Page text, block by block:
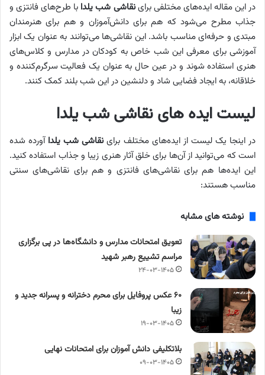
در این مقاله ایده‌های مختلفی براینقاشی شب یلدا با طرح‌های فانتزی و
جذاب مطرح می‌شود که هم برای دانش‌آموزان و هم برای هنرمندان
مبتدی و حرفه‌ای مناسب باشد. این نقاشی‌ها می‌توانند به عنوان یک ابزار
آموزشی برای معرفی این شب خاص به کودکان در مدارس و کلاس‌های
هنری استفاده شوند و در عین حال به عنوان یک فعالیت سرگرم‌کننده و
خلاقانه، به ایجاد فضایی شاد و دلنشین در این شب بلند کمک کنند.
لیست ایده هاینقاشی شب یلدا
در اینجا یک لیست از ایده‌های مختلف براینقاشی شب یلداآورده شده
است که می‌توانید از آن‌ها برای خلق آثار هنری زیبا و جذاب استفاده کنید.
این ایده‌ها هم برای نقاشی‌های فانتزی و هم برای نقاشی‌های سنتی
مناسب هستند:
نوشته های مشابه
تعویق امتحانات مدارس و دانشگاه‌ها در پی برگزاری
مراسم تشییع رهبر شهید
۲۴-۰۳-۱۴۰۵
۶۰ عکس پروفایل برای محرم دخترانه و پسرانه جدید و
زیبا
۱۹-۰۳-۱۴۰۵
بلاتکلیفی دانش آموزان برای امتحانات نهایی
۰۹-۰۳-۱۴۰۵